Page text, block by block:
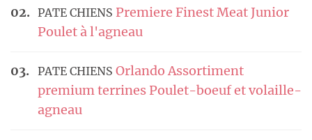
PATE CHIENS Premiere Finest Meat Junior
Poulet à l'agneau
PATE CHIENS Orlando Assortiment
premium terrines Poulet-boeuf et volaille-
agneau